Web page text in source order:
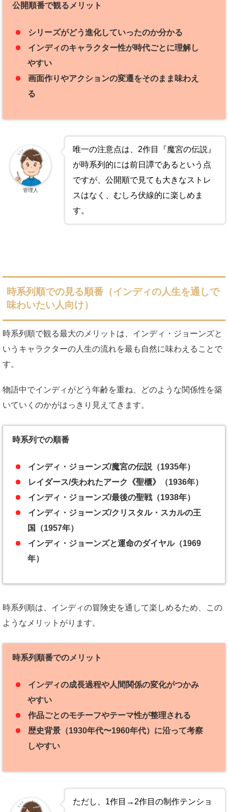
公開順番で観るメリット
シリーズがどう進化していったのか分かる
インディのキャラクター性が時代ごとに理解し
やすい
画面作りやアクションの変遷をそのまま味わえ
る
唯一の注意点は、2作目『魔宮の伝説』
が時系列的には前日譚であるという点
ですが、公開順で見ても大きなストレ
スはなく、むしろ伏線的に楽しめま
す。
管理人
時系列順での見る順番（インディの人生を通しで
味わいたい人向け）
時系列順で観る最大のメリットは、インディ・ジョーンズと
いうキャラクターの人生の流れを最も自然に味わえることで
す。
物語中でインディがどう年齢を重ね、どのような関係性を築
いていくのかがはっきり見えてきます。
時系列での順番
インディ・ジョーンズ/魔宮の伝説（1935年）
レイダース/失われたアーク《聖櫃》（1936年）
インディ・ジョーンズ/最後の聖戦（1938年）
インディ・ジョーンズ/クリスタル・スカルの王
国（1957年）
インディ・ジョーンズと運命のダイヤル（1969
年）
時系列順は、インディの冒険史を通して楽しめるため、この
ようなメリットがります。
時系列順番でのメリット
インディの成長過程や人間関係の変化がつかみ
やすい
作品ごとのモチーフやテーマ性が整理される
歴史背景（1930年代〜1960年代）に沿って考察
しやすい
ただし、1作目→2作目の制作テンショ